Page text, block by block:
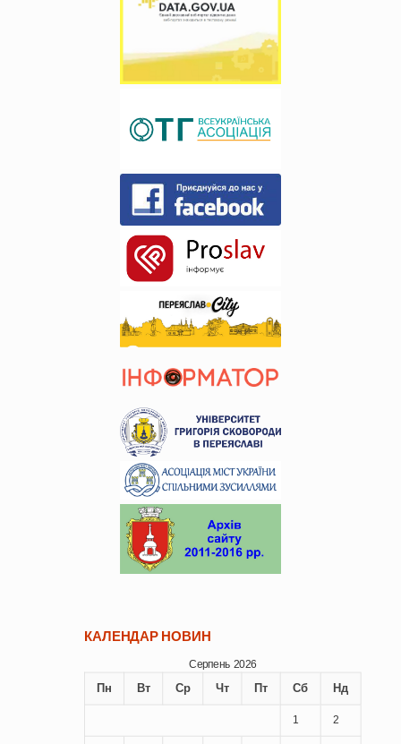
КАЛЕНДАР НОВИН
Серпень 2026
Пн Вт Ср Чт Пт Сб Нд
1 2